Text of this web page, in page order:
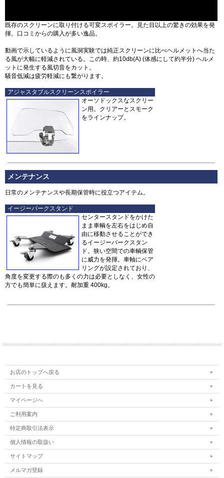
お店のトップへ戻る
カートを見る
マイページへ
ご利用案内
特定商取引法表示
個人情報の取扱い
サイトマップ
メルマガ登録